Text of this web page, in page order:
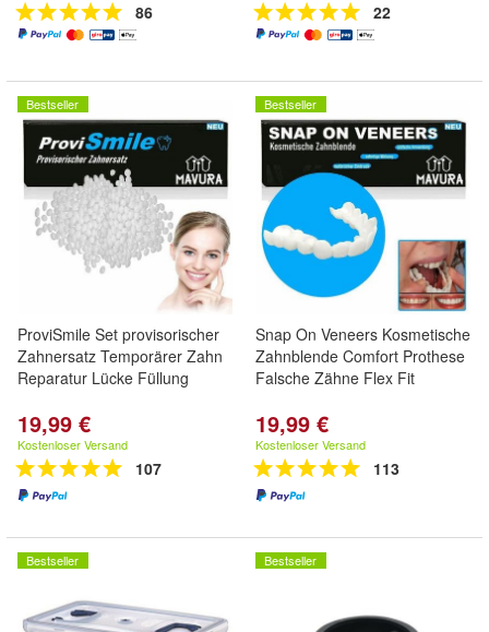
86 22
Bestseller
ProviSmile Set provisorischer
Zahnersatz Temporärer Zahn
Reparatur Lücke Füllung
19,99 €
Kostenloser Versand
107
Bestseller
Snap On Veneers Kosmetische
Zahnblende Comfort Prothese
Falsche Zähne Flex Fit
19,99 €
Kostenloser Versand
113
Bestseller Bestseller